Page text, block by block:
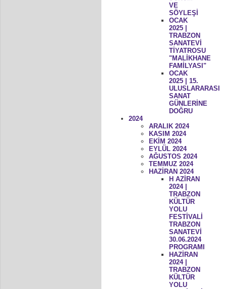
VE
SÖYLEŞİ
OCAK
2025 |
TRABZON
SANATEVİ
TİYATROSU
"MALİKHANE
FAMİLYASI"
OCAK
2025 | 15.
ULUSLARARASI
SANAT
GÜNLERİNE
DOĞRU
2024
ARALIK 2024
KASIM 2024
EKİM 2024
EYLÜL 2024
AĞUSTOS 2024
TEMMUZ 2024
HAZİRAN 2024
H AZİRAN
2024 |
TRABZON
KÜLTÜR
YOLU
FESTİVALİ
TRABZON
SANATEVİ
30.06.2024
PROGRAMI
HAZİRAN
2024 |
TRABZON
KÜLTÜR
YOLU